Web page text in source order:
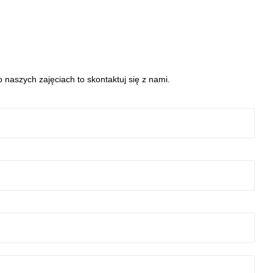
zajęciach to skontaktuj się z nami.